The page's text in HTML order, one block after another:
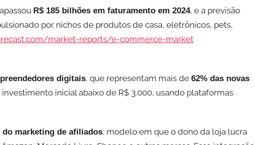
R$ 185 bilhões em faturamento em 2024, e a previsão
por nichos de produtos de casa, eletrônicos, pets,
market-reports/e-commerce-market
digitais, que representam mais de 62% das novas
inicial abaixo de R$ 3.000, usando plataformas
marketing de afiliados, modelo em que o dono da loja lucra